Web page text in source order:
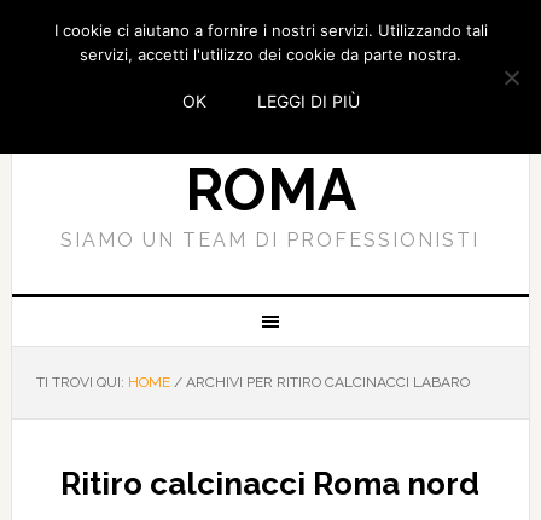
SMALTIMENTO
CALCINACCI
ROMA
SIAMO UN TEAM DI PROFESSIONISTI
TI TROVI QUI: HOME /ARCHIVI PER RITIRO CALCINACCI LABARO
Ritiro calcinacci Roma nord
I cookie ci aiutano a fornire i nostri servizi. Utilizzando tali
servizi, accetti l'utilizzo dei cookie da parte nostra.
OK LEGGI DI PIÙ